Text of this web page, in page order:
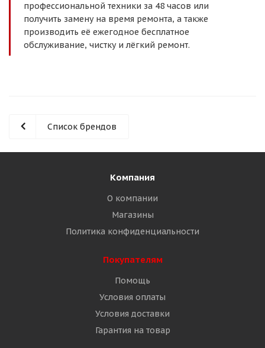
профессиональной техники за 48 часов или
получить замену на время ремонта, а также
производить её ежегодное бесплатное
обслуживание, чистку и лёгкий ремонт.
Список брендов
Компания
О компании
Магазины
Политика конфиденциальности
Покупателям
Помощь
Условия оплаты
Условия доставки
Гарантия на товар